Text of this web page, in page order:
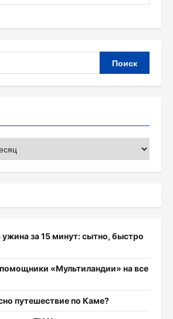
ужина за 15 минут: сытно, быстро
«Мультиландии» на все
путешествие по Каме?